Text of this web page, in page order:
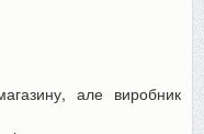
але виробник